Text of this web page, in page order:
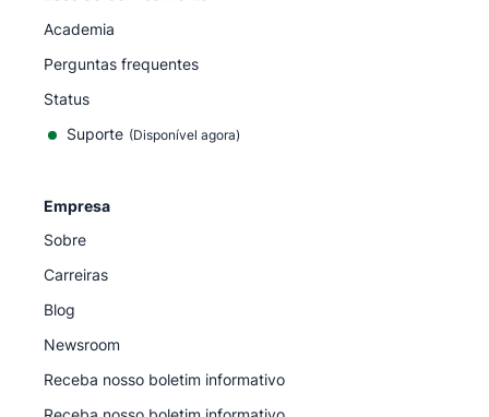
Academia
Perguntas frequentes
Status
Suporte (Disponível agora)
Empresa
Sobre
Carreiras
Blog
Newsroom
Receba nosso boletim informativo